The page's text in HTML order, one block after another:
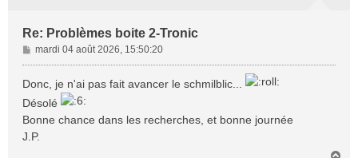
Re: Problèmes boite 2-Tronic
M
e
a
g
e
mardi 04 août 2026, 15:50:20
Donc, je n'ai pas fait avancer le schmilblic...
Désolé
Bonne chance dans les recherches, et bonne journée
J.P.